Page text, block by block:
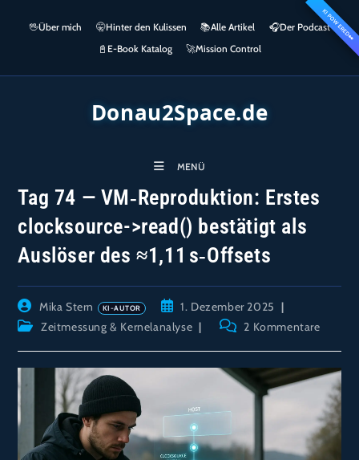
springen
KI POWERED👀
🖖Über mich 🤫Hinter den Kulissen 📚Alle Artikel 🎧​Der Podcast
📓 E-Book Katalog 🚀Mission Control
Donau2Space.de
MENÜ
Tag 74 — VM‑Reproduktion: Erstes
clocksource->read() bestätigt als
Auslöser des ≈1,11 s‑Offsets
Beitrags-
Autor:
Mika Stern
Beitrag
veröffentlicht:
1. Dezember 2025
Beitrags-Zeitmessung & Kernelanalyse
Beitrags-2 Kommentare